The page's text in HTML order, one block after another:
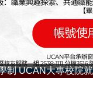
制 UCAN大專校院